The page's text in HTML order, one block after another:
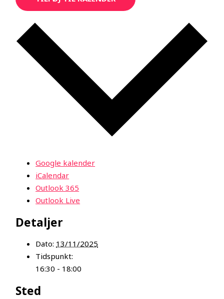
Google kalender
iCalendar
Outlook 365
Outlook Live
Detaljer
Dato: 13/11/2025
Tidspunkt:
16:30 - 18:00
Sted